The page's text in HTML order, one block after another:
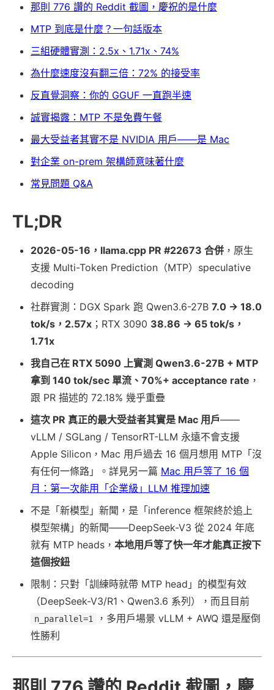
那則 776 讚的 Reddit 截圖，慶祝的是什麼
MTP 到底是什麼？一句話版本
三組硬體實測：2.5x、1.71x、74%
為什麼速度沒有翻三倍：72% 的接受率
反直覺洞察：你的 GGUF 一直跑半速
誠實揭露：MTP 不是免費午餐
最大受益者其實不是 NVIDIA 用戶——是 Mac
對企業 on-prem 架構師意味著什麼
常見問題 Q&A
TL;DR
2026-05-16，llama.cpp PR #22673 合併 ，原生
支援 Multi-Token Prediction（MTP）speculative
decoding
社群實測：DGX Spark 跑 Qwen3.6-27B 7.0 → 18.0
tok/s，2.57x ；RTX 3090 38.86 → 65 tok/s，
1.71x
我自己在 RTX 5090 上實測 Qwen3.6-27B + MTP
拿到 140 tok/sec 單流、70%+ acceptance rate ，
跟 PR 描述的 72.18% 幾乎重疊
這次 PR 真正的最大受益者其實是 Mac 用戶——
vLLM / SGLang / TensorRT-LLM 永遠不會支援
Apple Silicon，Mac 用戶過去 16 個月想用 MTP「沒
有任何一條路」。詳見另一篇 Mac 用戶等了 16 個
月：第一次能用「企業級」LLM 推理加速
不是「新模型」新聞，是「inference 框架終於追上
模型架構」的新聞——DeepSeek-V3 從 2024 年底
就有 MTP heads， 本地用戶等了快一年才能真正按下
這個按鈕
限制：只對「訓練時就帶 MTP head」的模型有效
（DeepSeek-V3/R1、Qwen3.6 系列），而且目前
n_parallel=1
，多用戶場景 vLLM + AWQ 還是壓倒
性勝利